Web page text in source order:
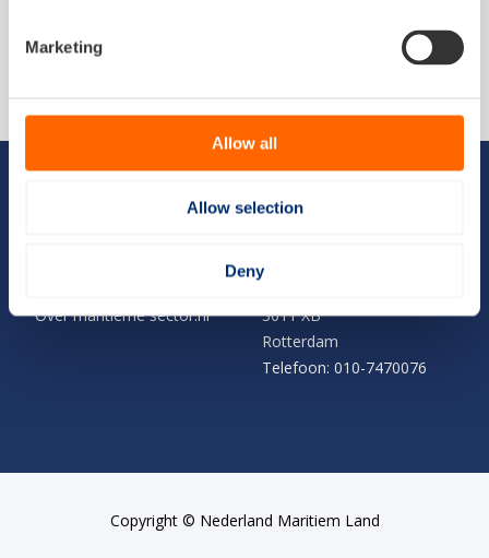
Marketing
Allow all
Allow selection
Deny
Lees meer
Over maritieme sector.nl
Contact
Land
3011 XB
Rotterdam
Telefoon: 010-7470076
Copyright © Nederland Maritiem Land